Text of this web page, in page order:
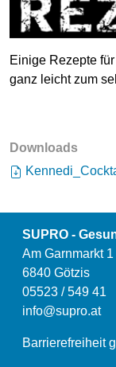
Einige Rezepte
ganz leicht zum
Downloads
SUPRO -
Am Garnmarkt 1
6840 Götzis
05523 / 549 41
info@supro.at
Barrierefreiheit